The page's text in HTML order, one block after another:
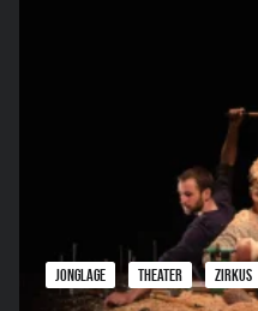
JONGLAGE THEATER ZIRKUS